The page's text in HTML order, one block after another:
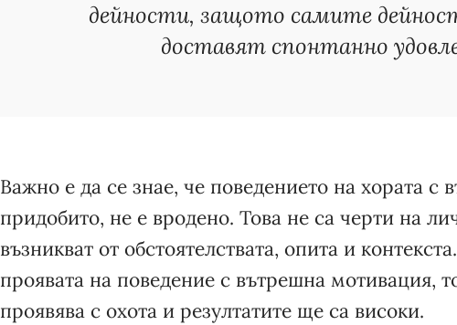
дейности, защото самите
доставят спонтанно
Важно е да се знае, че поведението на хората с
придобито, не е вродено. Това не са черти на
възникват от обстоятелствата, опита и
проявата на поведение с вътрешна мотивация,
проявява с охота и резултатите ще са високи.